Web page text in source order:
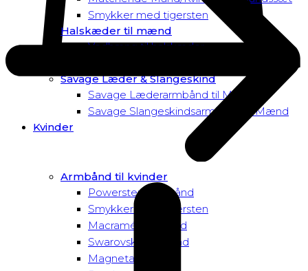
Smykker med tigersten
Halskæder til mænd
Vedhæng til halskæder
Savage Læder & Slangeskind
Savage Læderarmbånd til Mænd
Savage Slangeskindsarmbånd til Mænd
Kvinder
Armbånd til kvinder
Powersten Armbånd
Smykker med tigersten
Macramé Armbånd
Swarovski Armbånd
Magnetarmbånd